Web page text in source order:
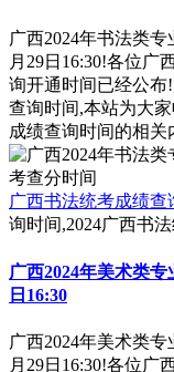
广西2024年书法类
月29日16:30!各位广
询开通时间已经公布
查询时间,本站为大
成绩查询时间的相关
广西书法统考成绩查
询时间,2024广西书
广西2024年美术类
日16:30
广西2024年美术类
月29日16:30!各位广